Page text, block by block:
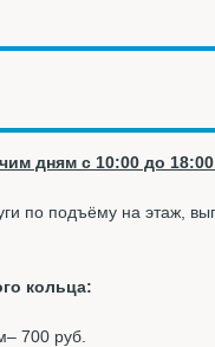
дням с 10:00 до
по подъёму на этаж,
кольца:
700 руб.